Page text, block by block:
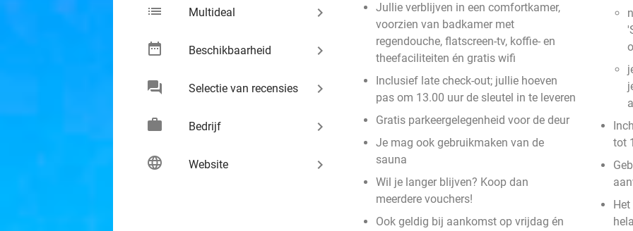
list Multideal keyboard_arrow_right
date_range Beschikbaarheid keyboard_arrow_right
chat Selectie van recensies keyboard_arrow_right
work Bedrijf keyboard_arrow_right
language Website keyboard_arrow_right
Jullie verblijven in een comfortkamer,
voorzien van badkamer met
regendouche, flatscreen-tv, koffie- en
theefaciliteiten én gratis wifi
Inclusief late check-out; jullie hoeven
pas om 13.00 uur de sleutel in te leveren
Gratis parkeergelegenheid voor de deur
Je mag ook gebruikmaken van de
sauna
Wil je langer blijven? Koop dan
meerdere vouchers!
Ook geldig bij aankomst op vrijdag én
tot